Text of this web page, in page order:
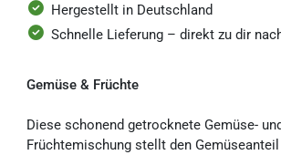
Hergestellt in Deutschland
Schnelle Lieferung – direkt zu dir
Gemüse & Früchte
Diese schonend getrocknete Gemüse- und
Früchtemischung stellt den